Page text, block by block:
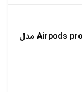
نمی باشد.
هندزفری و هدفون بلوتوثی Airpods pro4 مدل